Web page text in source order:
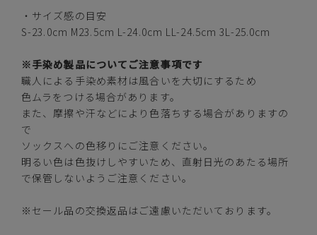
S(23.0cm)
在庫切れ —
L(24.0cm)
在庫切れ —
LL(24.5cm) カートに入れる
・サイズ感の目安
S-23.0cm M23.5cm L-24.0cm LL-24.5cm 3L-25.0cm
※手染め製品についてご注意事項です
職人による手染め素材は風合いを大切にするため
色ムラをつける場合があります。
また、摩擦や汗などにより色落ちする場合がありますの
で
ソックスへの色移りにご注意ください。
明るい色は色抜けしやすいため、直射日光のあたる場所
で保管しないようご注意ください。
※セール品の交換返品はご遠慮いただいております。